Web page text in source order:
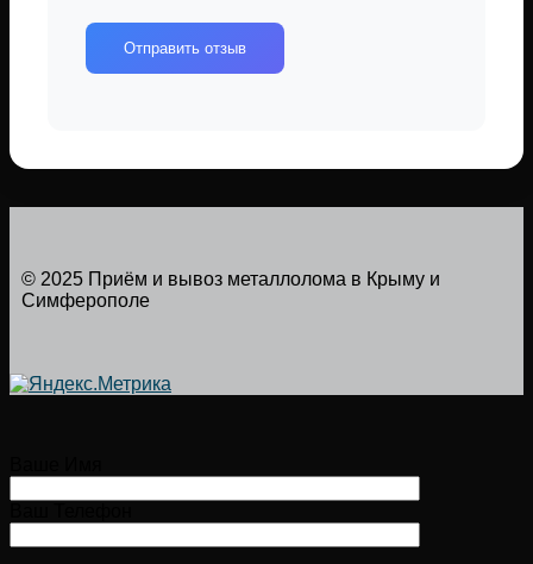
Отправить отзыв
© 2025 Приём и вывоз металлолома в Крыму и
Симферополе